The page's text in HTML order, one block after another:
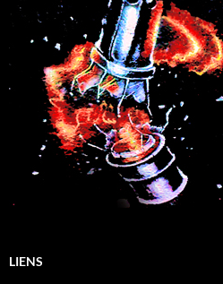
LIENS